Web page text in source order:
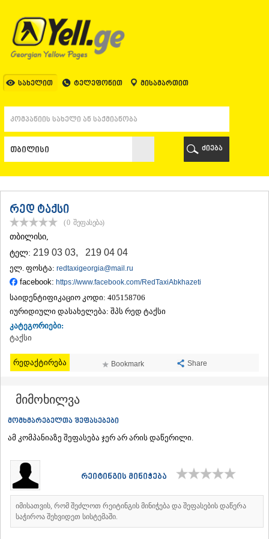
სახელით ტელეფონით მისამართით
ᲗᲑᲘᲚᲘᲡᲘ
ᲗᲑᲘᲚᲘᲡᲘ
ᲐᲤᲮᲐᲖᲔᲗᲘ
ᲒᲐᲚᲘ
ᲑᲐᲗᲣᲛᲘ
ᲥᲝᲑᲣᲚᲔᲗᲘ
ᲨᲣᲐᲮᲔᲕᲘ
ᲩᲐᲥᲕᲘ
ᲝᲖᲣᲠᲒᲔᲗᲘ
ᲩᲝᲮᲐᲢᲐᲣᲠᲘ
ᲣᲠᲔᲙᲘ
ᲘᲛᲔᲠᲔᲗᲘ
ᲑᲐᲦᲓᲐᲗᲘ
ᲕᲐᲜᲘ
ᲖᲔᲡᲢᲐᲤᲝᲜᲘ
ᲗᲔᲠᲯᲝᲚᲐ
ᲡᲐᲩᲮᲔᲠᲔ
ᲢᲧᲘᲑᲣᲚᲘ
ᲥᲣᲗᲐᲘᲡᲘ
ᲬᲧᲐᲚᲢᲣᲑᲝ
ᲮᲐᲠᲐᲒᲐᲣᲚᲘ
ᲐᲮᲛᲔᲢᲐ
ᲓᲔᲓᲝᲤᲚᲘᲡᲬᲧᲐᲠᲝ
ᲗᲔᲚᲐᲕᲘ
ᲡᲐᲒᲐᲠᲔᲯᲝ
ᲡᲘᲦᲜᲐᲦᲘ
ᲧᲕᲐᲠᲔᲚᲘ
ᲬᲜᲝᲠᲘ
ᲛᲪᲮᲔᲗᲐ–ᲛᲗᲘᲐᲜᲔᲗᲘ
ᲓᲣᲨᲔᲗᲘ
ძიება
რედ ტაქსი
(0 შეფასება)
ᲗᲑᲘᲚᲘᲡᲘ,
ტელ: 219 03 03, 219 04 04
ელ. ფოსტა: redtaxigeorgia@mail.ru
facebook: https://www.facebook.com/RedTaxiAbkhazeti
საიდენტიფიკაციო კოდი: 405158706
იურიდიული დასახელება: შპს რედ ტაქსი
კატეგორიები:
ტაქსი
რედაქტირება Bookmark Share
მიმოხილვა
მომხმარებელთა შეფასებები
ამ კომპანიაზე შეფასება ჯერ არ არის დაწერილი.
რეიტინგის მინიჭება
იმისათვის, რომ შეძლოთ რეიტინგის მინიჭება და შეფასების დაწერა
საჭიროა შეხვიდეთ სისტემაში.